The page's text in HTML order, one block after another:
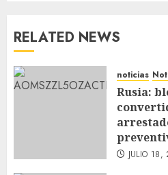
RELATED NEWS
noticias
Rusia:
JULIO 18,